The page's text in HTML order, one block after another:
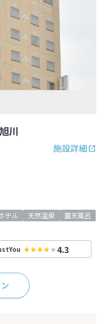
川
施設詳細
テル 天然温泉
露天風呂
4.3